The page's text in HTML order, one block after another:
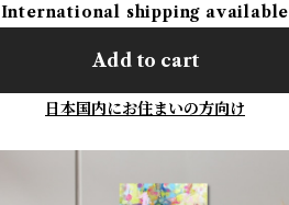
International shipping available
Add to cart
日本国内にお住まいの方向け